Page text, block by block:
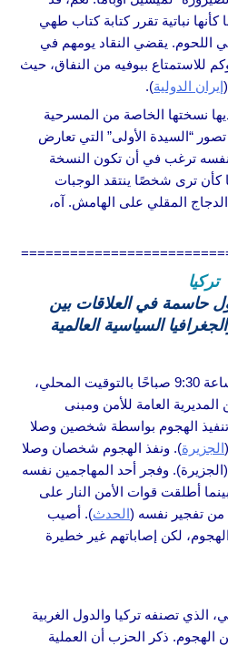
نباتية تقرر كتابة كتاب طهي
يقضي النقاد يومهم في
للاستمتاع ببوفيه من النفاق، حيث
إيران الدولية).
نسختها الخاصة من المسرحية
تصور “السيدة الأولى” التي تعارض
نفسه ترغب في أن تكون النسخة
كأن ترى شخصًا ينتقد الوجبات
الدجاج المقلي على الهامش. آه،
تركيا
حاسمة في العلاقات بين
السياسية العالمية
في 1 أكتوبر 2023، حوالي الساعة 9:30 صباحًا بالتوقيت المحلي،
العامة للأمن ومبنى
تنفيذ الهجوم بواسطة شخصين وصلا
(الجزيرة). ونفذ الهجوم شخصان وصلا
وفجر أحد المهاجمين نفسه
أطلقت قوات الأمن النار على
من تفجير نفسه (الحدث). أصيب
لكن إصاباتهم غير خطيرة
الذي تصنفه تركيا والدول الغربية
الهجوم. ذكر الحزب أن العملية